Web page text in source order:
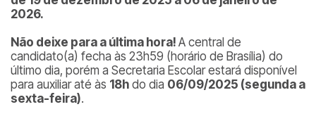
2026.
Não deixe para a última hora! A central de
candidato(a) fecha às 23h59 (horário de Brasília) do
último dia, porém a Secretaria Escolar estará disponível
para auxiliar até às 18h do dia 06/09/2025 (segunda a
sexta-feira).